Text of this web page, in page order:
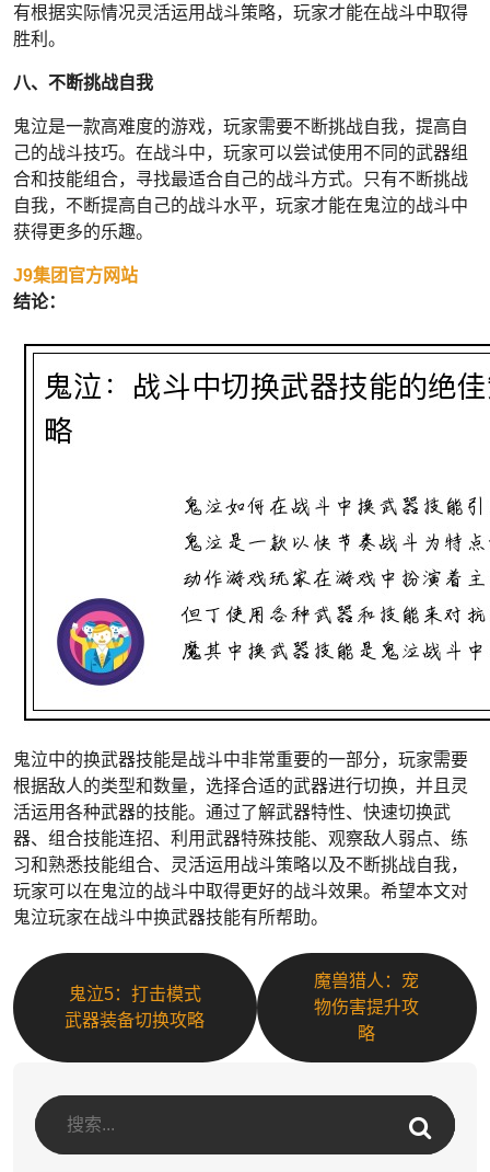
有根据实际情况灵活运用战斗策略，玩家才能在战斗中取得
胜利。
八、不断挑战自我
鬼泣是一款高难度的游戏，玩家需要不断挑战自我，提高自
己的战斗技巧。在战斗中，玩家可以尝试使用不同的武器组
合和技能组合，寻找最适合自己的战斗方式。只有不断挑战
自我，不断提高自己的战斗水平，玩家才能在鬼泣的战斗中
获得更多的乐趣。
J9集团官方网站
结论：
鬼泣中的换武器技能是战斗中非常重要的一部分，玩家需要
根据敌人的类型和数量，选择合适的武器进行切换，并且灵
活运用各种武器的技能。通过了解武器特性、快速切换武
器、组合技能连招、利用武器特殊技能、观察敌人弱点、练
习和熟悉技能组合、灵活运用战斗策略以及不断挑战自我，
玩家可以在鬼泣的战斗中取得更好的战斗效果。希望本文对
鬼泣玩家在战斗中换武器技能有所帮助。
鬼泣5：打击模式
武器装备切换攻略
魔兽猎人：宠
物伤害提升攻
略